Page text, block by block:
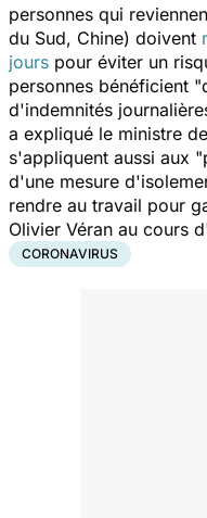
personnes qui
du Sud, Chine) doivent
jours pour éviter un
personnes bénéficient "
d'indemnités
a expliqué le ministre
s'appliquent aussi aux "
d'une mesure
rendre au travail pour
Olivier Véran au cours
CORONAVIRUS